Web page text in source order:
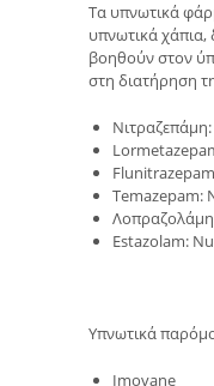
Τα υπνωτικά
υπνωτικά
βοηθούν στον
στη διατήρηση
Temazepam:
Estazolam:
Υπνωτικά
Imovane